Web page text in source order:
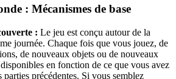
: Mécanismes de base
: Le jeu est conçu autour de la
journée. Chaque fois que vous jouez, de
de nouveaux objets ou de nouveaux
en fonction de ce que vous avez
parties précédentes. Si vous semblez